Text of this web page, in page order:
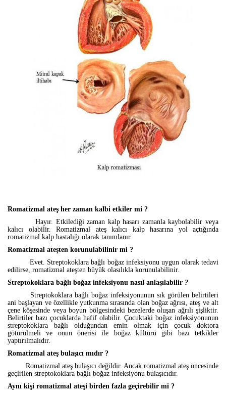
Romatizmal ateş her zaman kalbi etkiler mi ?
Hayır. Etkilediği zaman kalp hasarı zamanla kaybolabilir veya
kalıcı olabilir. Romatizmal ateş kalıcı kalp hasarına yol açtığında
romatizmal kalp hastalığı olarak tanımlanır.
Romatizmal ateşten korunulabilinir mi ?
Evet. Streptokoklara bağlı boğaz infeksiyonu uygun olarak tedavi
edilirse, romatizmal ateşten büyük olasılıkla korunulabilinir.
Streptokoklara bağlı boğaz infeksiyonu nasıl anlaşılabilir ?
Streptokoklara bağlı boğaz infeksiyonunun sık görülen belirtileri
ani başlayan ve özellikle yutkunma sırasında olan boğaz ağrısı, ateş ve alt
çene köşesinde veya boyun bölgesindeki bezelerde oluşan ağrılı şişliktir.
Belirtiler bazı çocuklarda hafif olabilir. Çocuktaki boğaz infeksiyonunun
streptokoklara bağlı olduğundan emin olmak için çocuk doktora
götürülmeli ve onun önerisi ile boğaz kültürü gibi bazı tetkikler
yaptırılmalıdır.
Romatizmal ateş bulaşıcı mıdır ?
Romatizmal ateş bulaşıcı değildir. Ancak romatizmal ateş öncesinde
geçirilen streptokoklara bağlı boğaz infeksiyonu bulaşıcıdır.
Aynı kişi romatizmal ateşi birden fazla geçirebilir mi ?